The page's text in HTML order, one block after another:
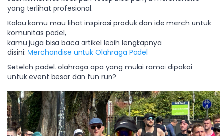
yang terlihat profesional.
Kalau kamu mau lihat inspirasi produk dan ide merch untuk
komunitas padel,
kamu juga bisa baca artikel lebih lengkapnya
disini: Merchandise untuk Olahraga Padel
Setelah padel, olahraga apa yang mulai ramai dipakai
untuk event besar dan fun run?